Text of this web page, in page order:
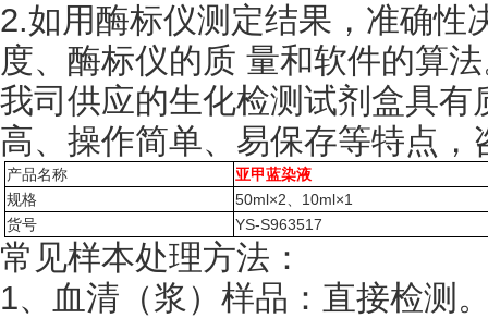
2.如用酶标仪测定结果，准确性
度、酶标仪的质 量和软件的算
我司供应的生化检测试剂盒具
高、操作简单、易保存等特点，
产品名称
亚甲蓝染液
规格
50ml×2、10ml×1
货号
YS-S963517
常见样本处理方法：
1、血清（浆）样品：直接检测